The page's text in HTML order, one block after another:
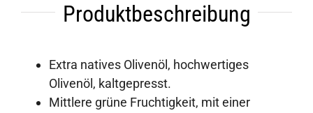
Produktbeschreibung
Extra natives Olivenöl, hochwertiges
Olivenöl, kaltgepresst.
Mittlere grüne Fruchtigkeit, mit einer